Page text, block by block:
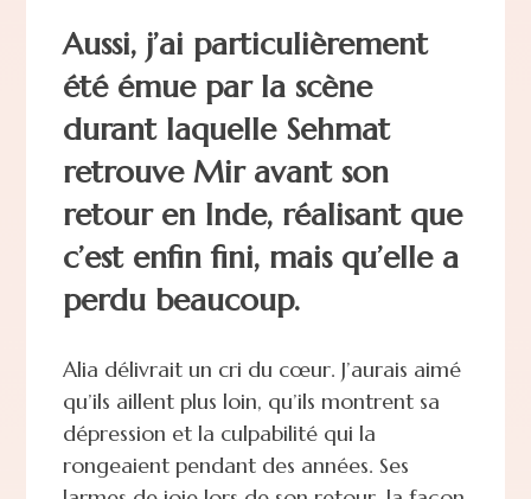
Aussi, j’ai particulièrement
été émue par la scène
durant laquelle Sehmat
retrouve Mir avant son
retour en Inde, réalisant que
c’est enfin fini, mais qu’elle a
perdu beaucoup.
Alia délivrait un cri du cœur. J’aurais aimé
qu’ils aillent plus loin, qu’ils montrent sa
dépression et la culpabilité qui la
rongeaient pendant des années. Ses